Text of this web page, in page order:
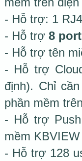
- Hỗ trợ: 1
- Hỗ trợ 8
- Hỗ trợ tên
- Hỗ trợ
định). Chỉ
phần mềm
- Hỗ trợ
mềm
- Hỗ trợ 128